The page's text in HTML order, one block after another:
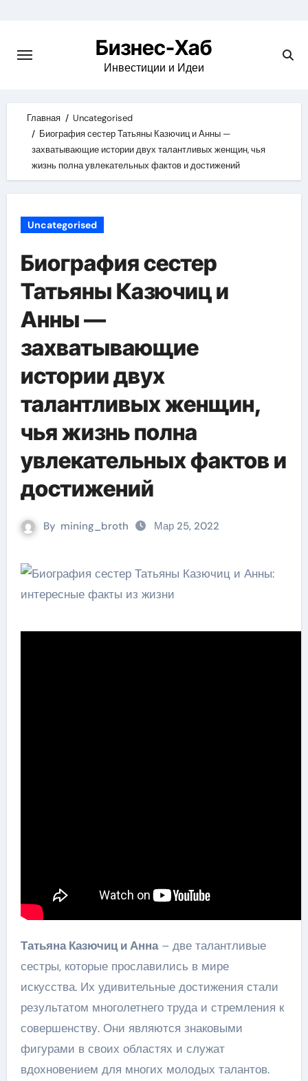
content
Бизнес-Хаб
Инвестиции и Идеи
Главная
Uncategorised
Биография сестер Татьяны Казючиц и Анны —
захватывающие истории двух талантливых женщин, чья
жизнь полна увлекательных фактов и достижений
Uncategorised
Биография сестер
Татьяны Казючиц и
Анны —
захватывающие
истории двух
талантливых женщин,
чья жизнь полна
увлекательных фактов и
достижений
By mining_broth Мар 25, 2022
Татьяна Казючиц и Анна– две талантливые
сестры, которые прославились в мире
искусства. Их удивительные достижения стали
результатом многолетнего труда и стремления к
совершенству. Они являются знаковыми
фигурами в своих областях и служат
вдохновением для многих молодых талантов.